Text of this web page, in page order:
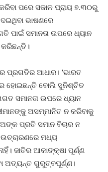
ପରେ ସକାଳ ପ୍ରାୟ ୭.୩୦ରୁ
ଭାଷଣରେ
ପାଇଁ ସମାନତା ଉପରେ ଧ୍ୟାନ
ପ୍ରଗତିର ଆଧାର। ‘ଭାରତ
ବୋଲି ସୁନିଶ୍ଚିତ
ସମାନତା ଉପରେ ଧ୍ୟାନ
ଅସମ୍ମାନିତ ନ କରିବାକୁ
ପ୍ରତି ସମାନ ବିଚାର ନ
ଉଚ୍ଚାରଣରେ ମଧ୍ୟ
ଜାତିର ଆକାଙ୍‌କ୍ଷା ପୂର୍ଣ୍ଣ
ଅତ୍ୟନ୍ତ ଗୁରୁତ୍ବପୂର୍ଣ୍ଣ।